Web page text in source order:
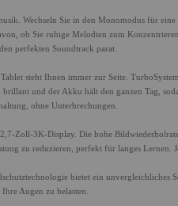
Wechseln Sie in den Monomodus für
ob Sie ruhige Melodien zum
perfekten Soundtrack parat.
steht Ihnen immer zur Seite.
und der Akku hält den ganzen Tag,
ohne Unterbrechungen.
Zoll-3K-Display. Die hohe
zu reduzieren, perfekt für langes Lernen.
bietet ein unvergleichliches
Augen zu belasten.